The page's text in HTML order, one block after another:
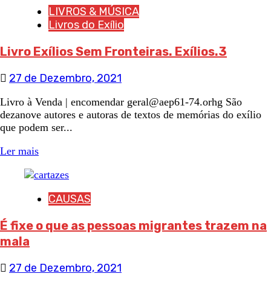
LIVROS & MÚSICA
Livros do Exílio
Livro Exílios Sem Fronteiras. Exílios.3
27 de Dezembro, 2021
Livro à Venda | encomendar geral@aep61-74.orhg São
dezanove autores e autoras de textos de memórias do exílio
que podem ser...
Ler mais
CAUSAS
É fixe o que as pessoas migrantes trazem na
mala
27 de Dezembro, 2021